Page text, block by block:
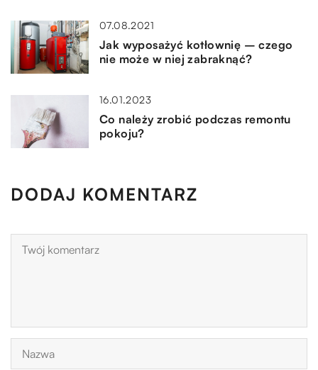
07.08.2021
Jak wyposażyć kotłownię – czego
nie może w niej zabraknąć?
16.01.2023
Co należy zrobić podczas remontu
pokoju?
DODAJ KOMENTARZ